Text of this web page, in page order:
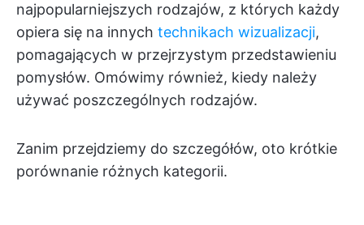
najpopularniejszych rodzajów, z których każdy
opiera się na innych technikach wizualizacji,
pomagających w przejrzystym przedstawieniu
pomysłów. Omówimy również, kiedy należy
używać poszczególnych rodzajów.
Zanim przejdziemy do szczegółów, oto krótkie
porównanie różnych kategorii.